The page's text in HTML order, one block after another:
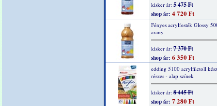
kisker ár:5 475 Ft
shop ár: 4 720 Ft
Fényes acrylfesték Glossy
arany
kisker ár:7 370 Ft
shop ár: 6 350 Ft
edding 5100 acrylfilctoll
részes - alap színek
kisker ár:8 445 Ft
shop ár: 7 280 Ft